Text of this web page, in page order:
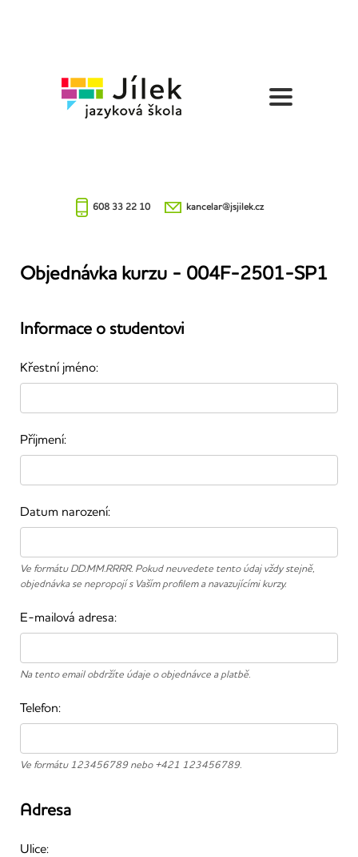
608 33 22 10 kancelar@jsjilek.cz
Objednávka kurzu - 004F-2501-SP1
Informace o studentovi
Křestní jméno:
Příjmení:
Datum narození:
Ve formátu DD.MM.RRRR. Pokud neuvedete tento údaj vždy stejně,
objednávka se nepropojí s Vaším profilem a navazujícími kurzy.
E-mailová adresa:
Na tento email obdržíte údaje o objednávce a platbě.
Telefon:
Ve formátu 123456789 nebo +421 123456789.
Adresa
Ulice: